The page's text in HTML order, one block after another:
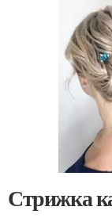
Стрижка